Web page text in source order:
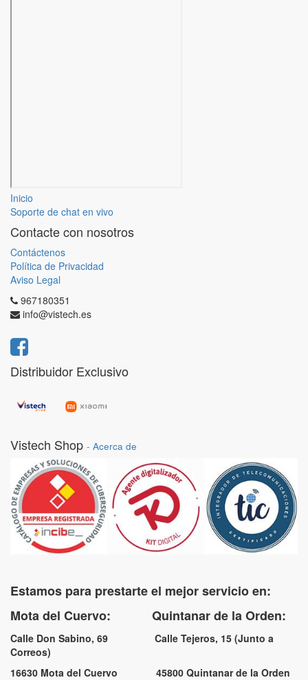
Inicio
Soporte de chat en vivo
Contacte con nosotros
Contáctenos
Política de Privacidad
Aviso Legal
967180351
info@vistech.es
Distribuidor Exclusivo
Vistech Shop - Acerca de
Estamos para prestarte el mejor servicio en:
Mota del Cuervo: Quintanar de la Orden:
Calle Don Sabino, 69 Calle Tejeros, 15 (Junto a
Correos)
16630 Mota del Cuervo 45800 Quintanar de la Orden